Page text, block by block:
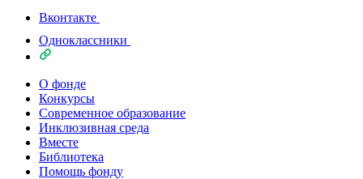
Вконтакте
Одноклассники
О фонде
Конкурсы
Современное образование
Инклюзивная среда
Вместе
Библиотека
Помощь фонду